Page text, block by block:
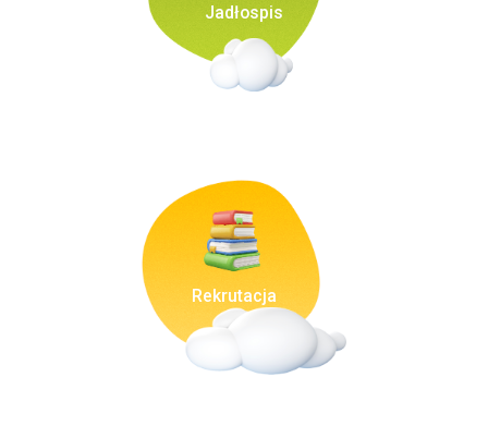
Jadłospis
Rekrutacja